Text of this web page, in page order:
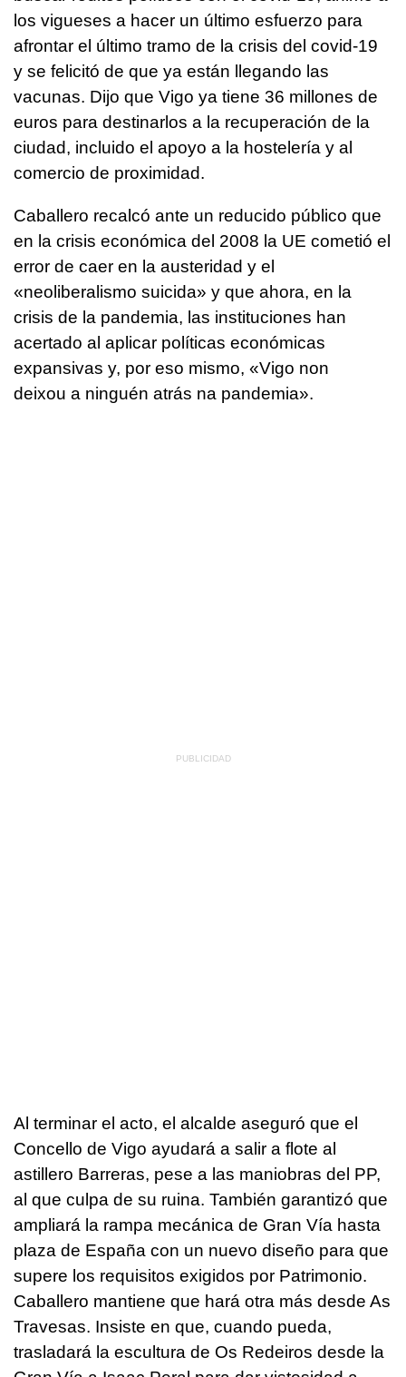
los vigueses a hacer un último esfuerzo para
afrontar el último tramo de la crisis del covid-19
y se felicitó de que ya están llegando las
vacunas. Dijo que Vigo ya tiene 36 millones de
euros para destinarlos a la recuperación de la
ciudad, incluido el apoyo a la hostelería y al
comercio de proximidad.
Caballero recalcó ante un reducido público que
en la crisis económica del 2008 la UE cometió el
error de caer en la austeridad y el
«neoliberalismo suicida» y que ahora, en la
crisis de la pandemia, las instituciones han
acertado al aplicar políticas económicas
expansivas y, por eso mismo, «Vigo non
deixou a ninguén atrás na pandemia».
Al terminar el acto, el alcalde aseguró que el
Concello de Vigo ayudará a salir a flote al
astillero Barreras, pese a las maniobras del PP,
al que culpa de su ruina. También garantizó que
ampliará la rampa mecánica de Gran Vía hasta
plaza de España con un nuevo diseño para que
supere los requisitos exigidos por Patrimonio.
Caballero mantiene que hará otra más desde As
Travesas. Insiste en que, cuando pueda,
trasladará la escultura de Os Redeiros desde la